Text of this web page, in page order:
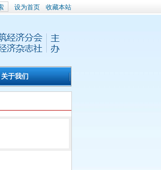
设为首页 收藏本站
关于我们